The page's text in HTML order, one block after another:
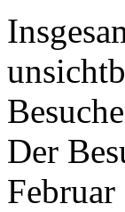
Der